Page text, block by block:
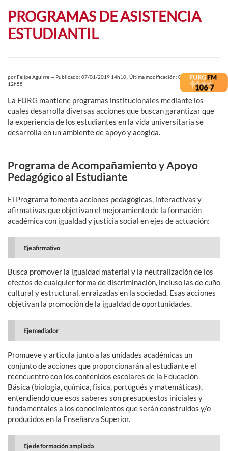
PROGRAMAS DE ASISTENCIA
ESTUDIANTIL
porFelipe Aguirre— Publicado: 07/01/2019 14h10 Última modificación: 09/01/2019
12h55
La FURG mantiene programas institucionales mediante los
cuales desarrolla diversas acciones que buscan garantizar que
la experiencia de los estudiantes en la vida universitaria se
desarrolla en un ambiente de apoyo y acogida.
Programa de Acompañamiento y Apoyo
Pedagógico al Estudiante
El Programa fomenta acciones pedagógicas, interactivas y
afirmativas que objetivan el mejoramiento de la formación
académica con igualdad y justicia social en ejes de actuación:
Eje afirmativo
Busca promover la igualdad material y la neutralización de los
efectos de cualquier forma de discriminación, incluso las de cuño
cultural y estructural, enraizadas en la sociedad. Esas acciones
objetivan la promoción de la igualdad de oportunidades.
Eje mediador
Promueve y articula junto a las unidades académicas un
conjunto de acciones que proporcionarán al estudiante el
reencuentro con los contenidos escolares de la Educación
Básica (biología, química, física, portugués y matemáticas),
entendiendo que esos saberes son presupuestos iniciales y
fundamentales a los conocimientos que serán construidos y/o
producidos en la Enseñanza Superior.
Eje de formación ampliada